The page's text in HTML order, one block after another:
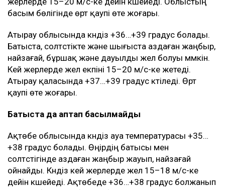
басым бөлігінде өрт қаупі өте жоғары.
Атырау облысында күндіз +36…+39 градус болады.
Батыста, солтүстікте және шығыста аздаған жаңбыр,
найзағай, бұршақ және дауылды жел болуы мүмкін.
Кей жерлерде жел екпіні 15–20 м/с-ке жетеді.
Атырау қаласында +37…+39 градус күтіледі. Өрт
қаупі өте жоғары.
Батыста да аптап басылмайды
Ақтөбе облысында күндіз ауа температурасы +35…
+38 градус болады. Өңірдің батысы мен
солтүстігінде аздаған жаңбыр жауып, найзағай
ойнайды. Күндіз кей жерлерде жел 15–18 м/с-ке
дейін күшейеді. Ақтөбеде +36…+38 градус болжанып